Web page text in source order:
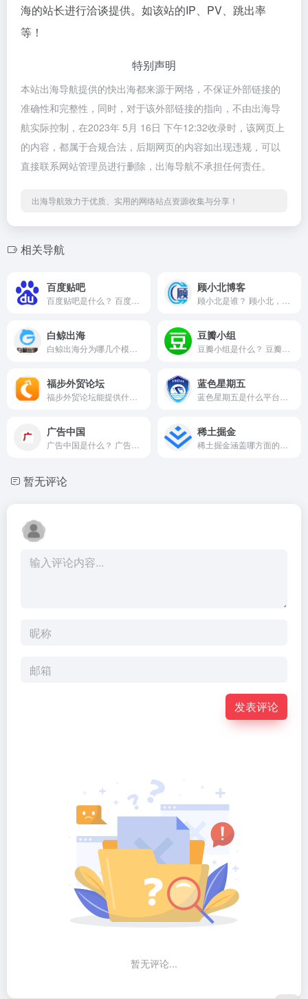
海的站长进行洽谈提供。如该站的IP、PV、跳出率
等！
特别声明
本站出海导航提供的快出海都来源于网络，不保证外部链接的
准确性和完整性，同时，对于该外部链接的指向，不由出海导
航实际控制，在2023年 5月 16日 下午12:32收录时，该网页上
的内容，都属于合规合法，后期网页的内容如出现违规，可以
直接联系网站管理员进行删除，出海导航不承担任何责任。
出海导航致力于优质、实用的网络站点资源收集与分享！
相关导航
百度贴吧 顾小北博客
白鲸出海 豆瓣小组
福步外贸论坛 蓝色星期五
广告中国 稀土掘金
暂无评论
发表评论
暂无评论...